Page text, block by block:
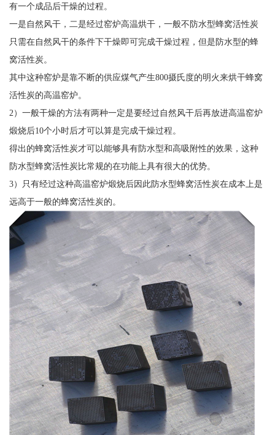
有一个成品后干燥的过程。
一是自然风干，二是经过窑炉高温烘干，一般不防水型蜂窝活性炭
只需在自然风干的条件下干燥即可完成干燥过程，但是防水型的蜂
窝活性炭。
其中这种窑炉是靠不断的供应煤气产生800摄氏度的明火来烘干蜂窝
活性炭的高温窑炉。
2）一般干燥的方法有两种一定是要经过自然风干后再放进高温窑炉
煅烧后10个小时后才可以算是完成干燥过程。
得出的蜂窝活性炭才可以能够具有防水型和高吸附性的效果，这种
防水型蜂窝活性炭比常规的在功能上具有很大的优势。
3）只有经过这种高温窑炉煅烧后因此防水型蜂窝活性炭在成本上是
远高于一般的蜂窝活性炭的。